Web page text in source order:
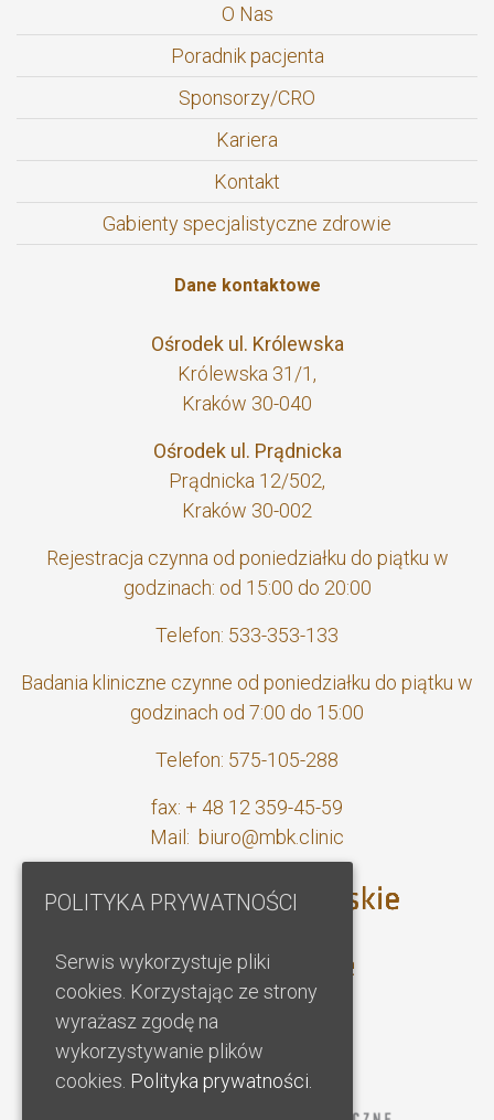
O Nas
Poradnik pacjenta
Sponsorzy/CRO
Kariera
Kontakt
Gabienty specjalistyczne zdrowie
Dane kontaktowe
Ośrodek ul. Królewska
Królewska 31/1,
Kraków 30-040
Ośrodek ul. Prądnicka
Prądnicka 12/502,
Kraków 30-002
Rejestracja czynna od poniedziałku do piątku w
godzinach: od 15:00 do 20:00
Telefon: 533-353-133
Badania kliniczne czynne od poniedziałku do piątku w
godzinach od 7:00 do 15:00
Telefon: 575-105-288
fax: + 48 12 359-45-59
Mail: biuro@mbk.clinic
POLITYKA PRYWATNOŚCI
Serwis wykorzystuje pliki
cookies. Korzystając ze strony
wyrażasz zgodę na
wykorzystywanie plików
cookies. Polityka prywatności.